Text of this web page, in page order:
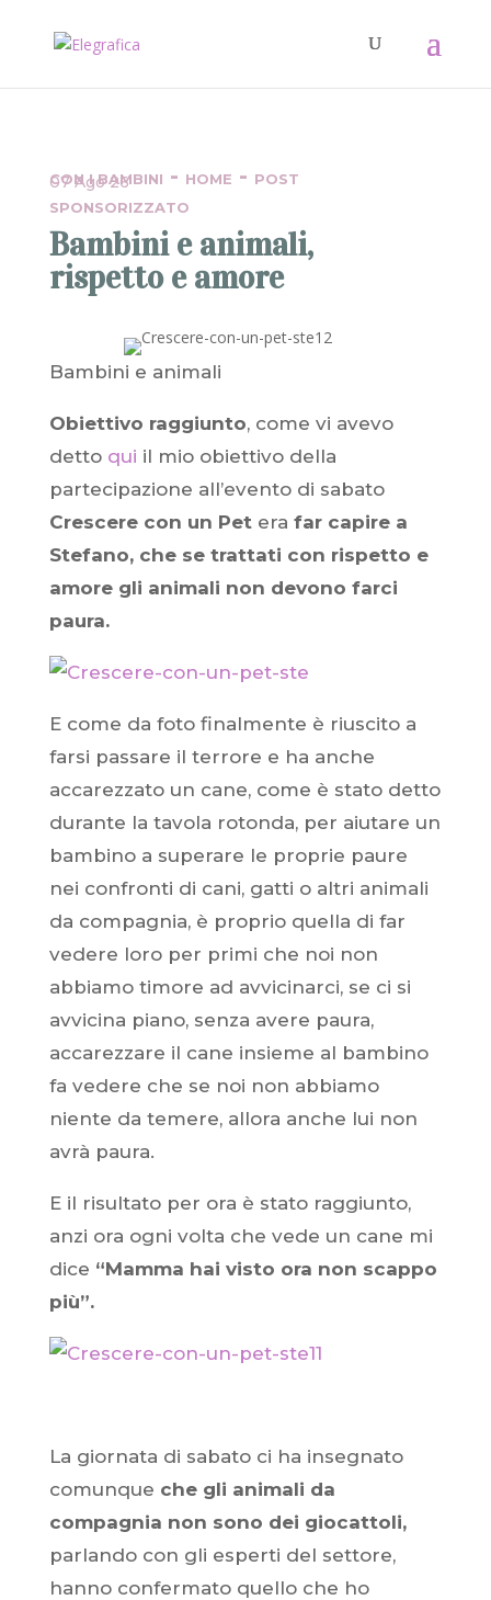
CON I BAMBINI - HOME - POST
SPONSORIZZATO
07 Ago 26
Bambini e animali,
rispetto e amore
Bambini e animali
Obiettivo raggiunto, come vi avevo
detto qui il mio obiettivo della
partecipazione all’evento di sabato
Crescere con un Petera far capire a
Stefano, che se trattati con rispetto e
amore gli animali non devono farci
paura.
E come da foto finalmente è riuscito a
farsi passare il terrore e ha anche
accarezzato un cane, come è stato detto
durante la tavola rotonda, per aiutare un
bambino a superare le proprie paure
nei confronti di cani, gatti o altri animali
da compagnia, è proprio quella di far
vedere loro per primi che noi non
abbiamo timore ad avvicinarci, se ci si
avvicina piano, senza avere paura,
accarezzare il cane insieme al bambino
fa vedere che se noi non abbiamo
niente da temere, allora anche lui non
avrà paura.
E il risultato per ora è stato raggiunto,
anzi ora ogni volta che vede un cane mi
dice “Mamma hai visto ora non scappo
più”.
La giornata di sabato ci ha insegnato
comunque che gli animali da
compagnia non sono dei giocattoli,
parlando con gli esperti del settore,
hanno confermato quello che ho